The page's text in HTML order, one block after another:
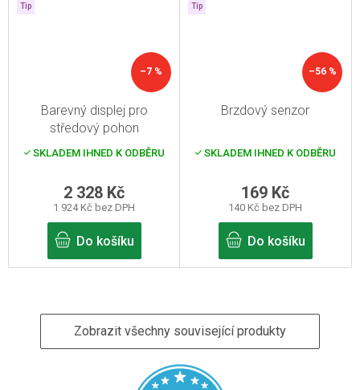
Tip
–7 %
Barevný displej pro
středový pohon
SKLADEM IHNED K ODBĚRU
1 924 Kč bez DPH
2 328 Kč
Do košíku
Tip
–56 %
Brzdový senzor
SKLADEM IHNED K ODBĚRU
140 Kč bez DPH
169 Kč
Do košíku
Zobrazit všechny související produkty